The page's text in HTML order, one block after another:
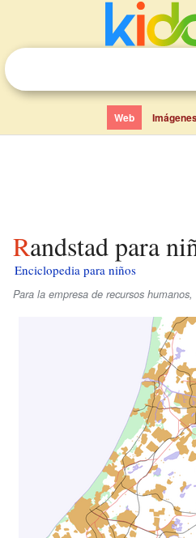
Web
Randstad para
Enciclopedia para niños
Para la empresa de recursos